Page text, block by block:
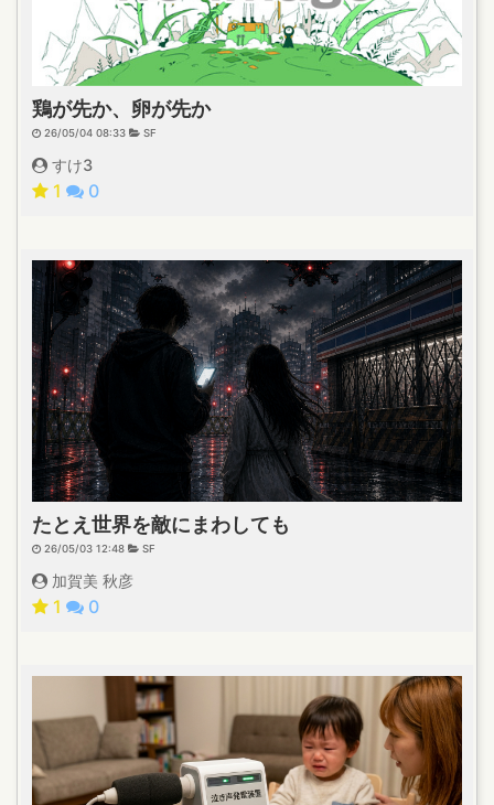
鶏が先か、卵が先か
26/05/04 08:33 SF
すけ3
1 0
たとえ世界を敵にまわしても
26/05/03 12:48 SF
加賀美 秋彦
1 0